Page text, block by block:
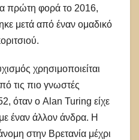
πρώτη φορά το 2016,
μετά από έναν ομαδικό
χρησιμοποιείται
τις πιο γνωστές
όταν ο Alan Turing είχε
έναν άλλον άνδρα. Η
στην Βρετανία μέχρι